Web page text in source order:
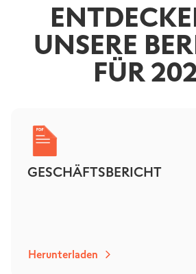
UNSERE
FÜR
GESCHÄFTSBERICHT
Herunterladen